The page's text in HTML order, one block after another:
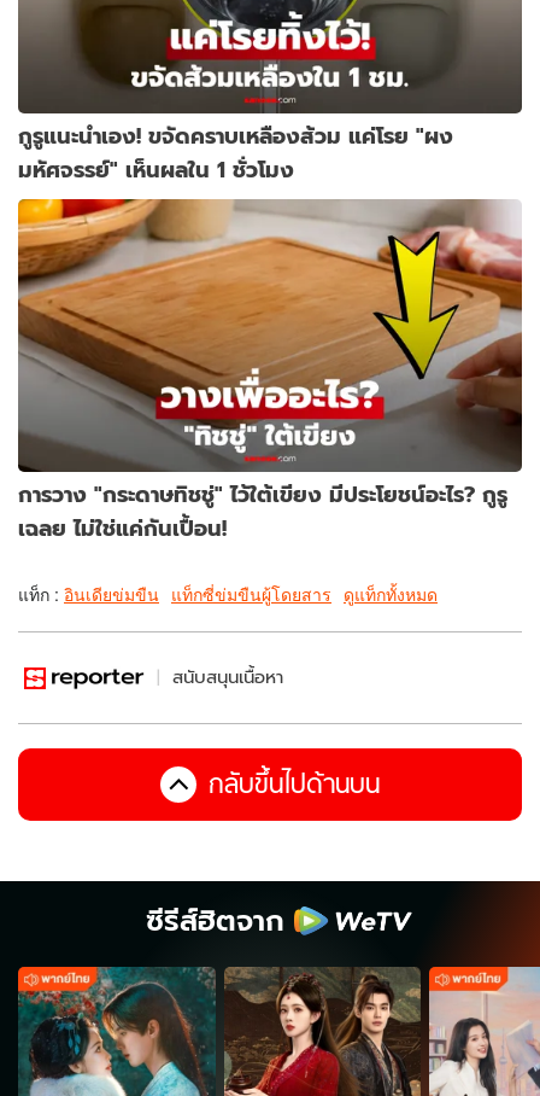
กูรูแนะนำเอง! ขจัดคราบเหลืองส้วม แค่โรย "ผง
มหัศจรรย์" เห็นผลใน 1 ชั่วโมง
การวาง "กระดาษทิชชู่" ไว้ใต้เขียง มีประโยชน์อะไร? กูรู
เฉลย ไม่ใช่แค่กันเปื้อน!
แท็ก : อินเดียข่มขืน แท็กซี่ข่มขืนผู้โดยสาร ดูแท็กทั้งหมด
สนับสนุนเนื้อหา
กลับขึ้นไปด้านบน
ซีรีส์ฮิตจาก